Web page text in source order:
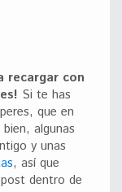
recargar con
Si te has
que en
algunas
y unas
, así que
dentro de